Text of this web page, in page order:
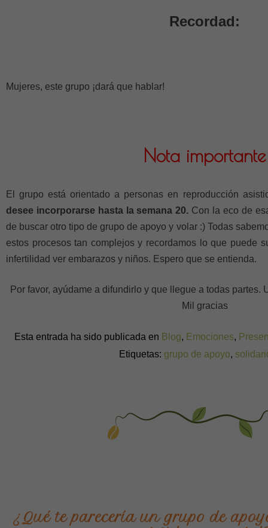
Recordad:
Mujeres, este grupo ¡dará que hablar!
Nota importante
El grupo está orientado a personas en reproducción
desee incorporarse hasta la semana 20. Con la eco de
de buscar otro tipo de grupo de apoyo y volar :) Todas
estos procesos tan complejos y recordamos lo que puede
infertilidad ver embarazos y niños. Espero que se entienda.
Por favor, ayúdame a difundirlo y que llegue a todas partes.
Mil gracias
Esta entrada ha sido publicada en Blog, Emociones,
Etiquetas: grupo de apoyo,
¿Qué te parecería un grupo de